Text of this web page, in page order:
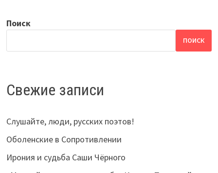
Поиск
ПОИСК
Свежие записи
Слушайте, люди, русских поэтов!
Оболенские в Сопротивлении
Ирония и судьба Саши Чёрного